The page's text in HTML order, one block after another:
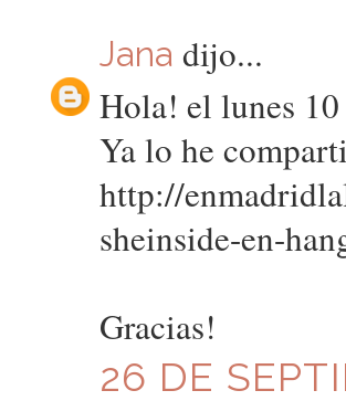
Jana dijo...
Hola! el lunes
Ya lo he
http://
sheinside-en-
Gracias!
26 DE